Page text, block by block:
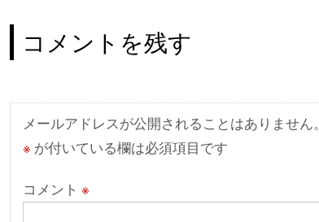
ナ
ビ
ー
シ
ョ
ン
コメントを残す
メールアドレスが公開されることはありません。
※ が付いている欄は必須項目です
コメント ※